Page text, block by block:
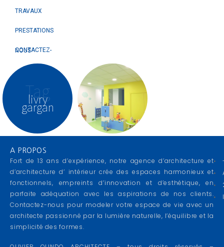
TRAVAUX
PRESTATIONS
CONTACTEZ-NOUS
Tag
livry
gargan
A PROPOS
Fort de 13 ans d’expérience, notre agence d’architecture et
d’architecture d’ intérieur crée des espaces harmonieux et
fonctionnels, empreints d’innovation et d’esthétique, en
parfaite adéquation avec les aspirations de nos clients.
Contactez-nous pour modeler votre espace de vie avec un
architecte passionné par la lumière naturelle, l’équilibre et la
simplicité des formes.